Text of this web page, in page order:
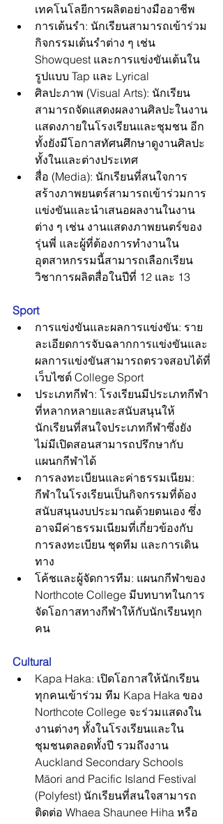
เทคโนโลยีการผลิตอย่างมืออาชีพ
การเต้นรำ: นักเรียนสามารถเข้าร่วม
กิจกรรมเต้นรำต่าง ๆ เช่น
Showquest และการแข่งขันเต้นใน
รูปแบบ Tap และ Lyrical
ศิลปะภาพ (Visual Arts): นักเรียน
สามารถจัดแสดงผลงานศิลปะในงาน
แสดงภายในโรงเรียนและชุมชน อีก
ทั้งยังมีโอกาสทัศนศึกษาดูงานศิลปะ
ทั้งในและต่างประเทศ
สื่อ (Media): นักเรียนที่สนใจการ
สร้างภาพยนตร์สามารถเข้าร่วมการ
แข่งขันและนำเสนอผลงานในงาน
ต่าง ๆ เช่น งานแสดงภาพยนตร์ของ
รุ่นพี่ และผู้ที่ต้องการทำงานใน
อุตสาหกรรมนี้สามารถเลือกเรียน
วิชาการผลิตสื่อในปีที่ 12 และ 13
Sport
การแข่งขันและผลการแข่งขัน: ราย
ละเอียดการจับฉลากการแข่งขันและ
ผลการแข่งขันสามารถตรวจสอบได้ที่
เว็บไซต์ College Sport
ประเภทกีฬา: โรงเรียนมีประเภทกีฬา
ที่หลากหลายและสนับสนุนให้
นักเรียนที่สนใจประเภทกีฬาซึ่งยัง
ไม่มีเปิดสอนสามารถปรึกษากับ
แผนกกีฬาได้
การลงทะเบียนและค่าธรรมเนียม:
กีฬาในโรงเรียนเป็นกิจกรรมที่ต้อง
สนับสนุนงบประมาณด้วยตนเอง ซึ่ง
อาจมีค่าธรรมเนียมที่เกี่ยวข้องกับ
การลงทะเบียน ชุดทีม และการเดิน
ทาง
โค้ชและผู้จัดการทีม: แผนกกีฬาของ
Northcote College มีบทบาทในการ
จัดโอกาสทางกีฬาให้กับนักเรียนทุก
คน
Cultural
Kapa Haka: เปิดโอกาสให้นักเรียน
ทุกคนเข้าร่วม ทีม Kapa Haka ของ
Northcote College จะร่วมแสดงใน
งานต่างๆ ทั้งในโรงเรียนและใน
ชุมชนตลอดทั้งปี รวมถึงงาน
Auckland Secondary Schools
Māori and Pacific Island Festival
(Polyfest) นักเรียนที่สนใจสามารถ
ติดต่อ Whaea Shaunee Hiha หรือ